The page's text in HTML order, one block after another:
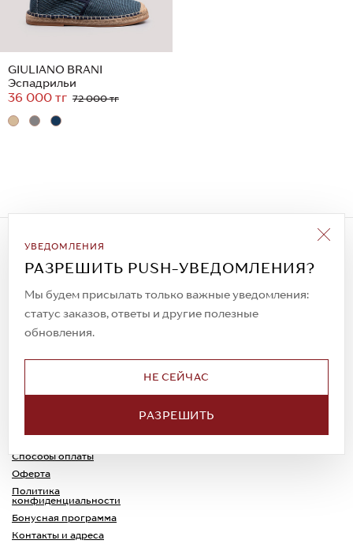
GIULIANO BRANI
Эспадрильи
36 000 тг 72 000 тг
УВЕДОМЛЕНИЯ
РАЗРЕШИТЬ PUSH-УВЕДОМЛЕНИЯ?
Мы будем присылать только важные уведомления:
статус заказов, ответы и другие полезные
обновления.
НЕ СЕЙЧАС
РАЗРЕШИТЬ
Подписаться на рассылку
Всегда будьте в курсе новых акций и
спецпредложений!
© 2023. AIT Shoes
Все права защищены
Доставка
Способы оплаты
Оферта
Политика
конфиденциальности
Обмен и возврат
Каспи-Ред
Бонусная программа
Контакты и адреса